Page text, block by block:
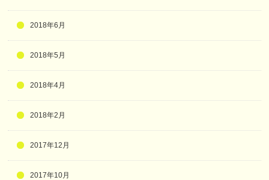
2018年6月
2018年5月
2018年4月
2018年2月
2017年12月
2017年10月